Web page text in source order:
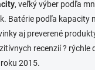
, veľký výber podľa
Batérie podľa kapacity
aj preverené
recenzií ? rýchle
2015.